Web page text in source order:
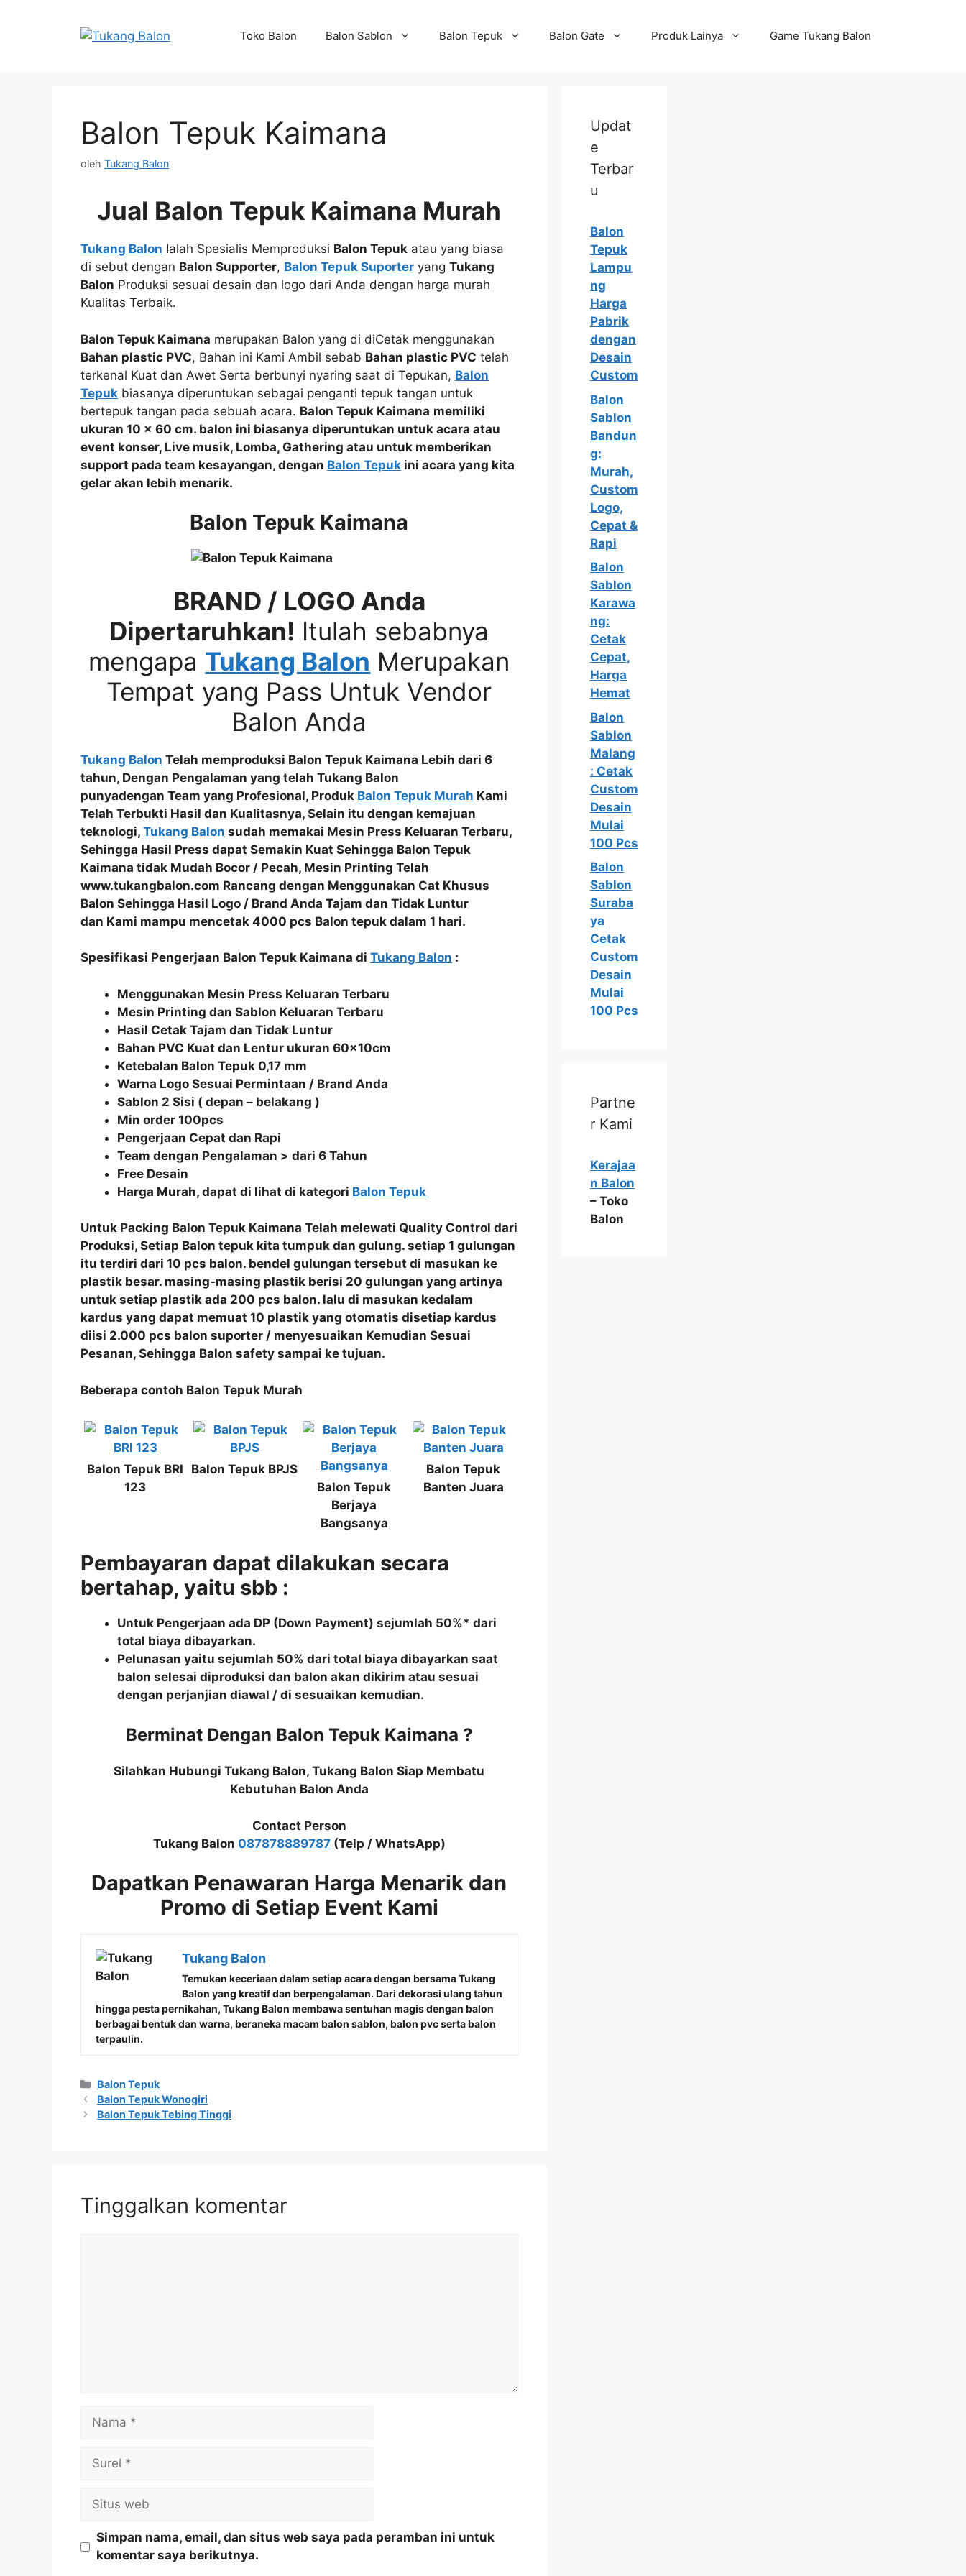
Toko Balon Balon Sablon Balon Tepuk Balon Gate Produk Lainya Game Tukang Balon
Balon Tepuk Kaimana
oleh Tukang Balon
Jual Balon Tepuk Kaimana Murah
Tukang Balon Ialah Spesialis Memproduksi Balon Tepuk atau yang biasa
di sebut dengan Balon Supporter, Balon Tepuk Suporter yang Tukang
Balon Produksi sesuai desain dan logo dari Anda dengan harga murah
Kualitas Terbaik.
Balon Tepuk Kaimana merupakan Balon yang di diCetak menggunakan
Bahan plastic PVC, Bahan ini Kami Ambil sebab Bahan plastic PVC telah
terkenal Kuat dan Awet Serta berbunyi nyaring saat di Tepukan, Balon
Tepuk biasanya diperuntukan sebagai penganti tepuk tangan untuk
bertepuk tangan pada sebuah acara. Balon Tepuk Kaimana memiliki
ukuran 10 x 60 cm. balon ini biasanya diperuntukan untuk acara atau
event konser, Live musik, Lomba, Gathering atau untuk memberikan
support pada team kesayangan, dengan Balon Tepuk ini acara yang kita
gelar akan lebih menarik.
Balon Tepuk Kaimana
BRAND / LOGO Anda
Dipertaruhkan! Itulah sebabnya
mengapa Tukang Balon Merupakan
Tempat yang Pass Untuk Vendor
Balon Anda
Tukang Balon Telah memproduksi Balon Tepuk Kaimana Lebih dari 6
tahun, Dengan Pengalaman yang telah Tukang Balon
punyadengan Team yang Profesional, Produk Balon Tepuk Murah Kami
Telah Terbukti Hasil dan Kualitasnya, Selain itu dengan kemajuan
teknologi, Tukang Balon sudah memakai Mesin Press Keluaran Terbaru,
Sehingga Hasil Press dapat Semakin Kuat Sehingga Balon Tepuk
Kaimana tidak Mudah Bocor / Pecah, Mesin Printing Telah
www.tukangbalon.com Rancang dengan Menggunakan Cat Khusus
Balon Sehingga Hasil Logo / Brand Anda Tajam dan Tidak Luntur
dan Kami mampu mencetak 4000 pcs Balon tepuk dalam 1 hari.
Spesifikasi Pengerjaan Balon Tepuk Kaimana di Tukang Balon :
Menggunakan Mesin Press Keluaran Terbaru
Mesin Printing dan Sablon Keluaran Terbaru
Hasil Cetak Tajam dan Tidak Luntur
Bahan PVC Kuat dan Lentur ukuran 60x10cm
Ketebalan Balon Tepuk 0,17 mm
Warna Logo Sesuai Permintaan / Brand Anda
Sablon 2 Sisi ( depan – belakang )
Min order 100pcs
Pengerjaan Cepat dan Rapi
Team dengan Pengalaman > dari 6 Tahun
Free Desain
Harga Murah, dapat di lihat di kategori Balon Tepuk
Untuk Packing Balon Tepuk Kaimana Telah melewati Quality Control dari
Produksi, Setiap Balon tepuk kita tumpuk dan gulung. setiap 1 gulungan
itu terdiri dari 10 pcs balon. bendel gulungan tersebut di masukan ke
plastik besar. masing-masing plastik berisi 20 gulungan yang artinya
untuk setiap plastik ada 200 pcs balon. lalu di masukan kedalam
kardus yang dapat memuat 10 plastik yang otomatis disetiap kardus
diisi 2.000 pcs balon suporter / menyesuaikan Kemudian Sesuai
Pesanan, Sehingga Balon safety sampai ke tujuan.
Beberapa contoh Balon Tepuk Murah
Balon Tepuk BRI
123
Balon Tepuk BPJS
Balon Tepuk
Berjaya
Bangsanya
Balon Tepuk
Banten Juara
Pembayaran dapat dilakukan secara
bertahap, yaitu sbb :
Untuk Pengerjaan ada DP (Down Payment) sejumlah 50%* dari
total biaya dibayarkan.
Pelunasan yaitu sejumlah 50% dari total biaya dibayarkan saat
balon selesai diproduksi dan balon akan dikirim atau sesuai
dengan perjanjian diawal / di sesuaikan kemudian.
Berminat Dengan Balon Tepuk Kaimana ?
Silahkan Hubungi Tukang Balon, Tukang Balon Siap Membatu
Kebutuhan Balon Anda
Contact Person
Tukang Balon 087878889787(Telp / WhatsApp)
Dapatkan Penawaran Harga Menarik dan
Promo di Setiap Event Kami
Tukang Balon
Temukan keceriaan dalam setiap acara dengan bersamaTukang
Balon yang kreatif dan berpengalaman. Dari dekorasi ulang tahun
hingga pesta pernikahan, Tukang Balon membawa sentuhan magis dengan balon
berbagai bentuk dan warna, beraneka macam balon sablon, balon pvc serta balon
terpaulin.
Kategori
Balon Tepuk
Balon Tepuk Wonogiri
Balon Tepuk Tebing Tinggi
Tinggalkan komentar
Nama
Surel
Situs
web
Simpan nama, email, dan situs web saya pada peramban ini untuk
komentar saya berikutnya.
Updat
e
Terbar
u
Balon
Tepuk
Lampu
ng
Harga
Pabrik
dengan
Desain
Custom
Balon
Sablon
Bandun
g:
Murah,
Custom
Logo,
Cepat &
Rapi
Balon
Sablon
Karawa
ng:
Cetak
Cepat,
Harga
Hemat
Balon
Sablon
Malang
: Cetak
Custom
Desain
Mulai
100 Pcs
Balon
Sablon
Suraba
ya
Cetak
Custom
Desain
Mulai
100 Pcs
Partne
r Kami
Kerajaa
n Balon
– Toko
Balon